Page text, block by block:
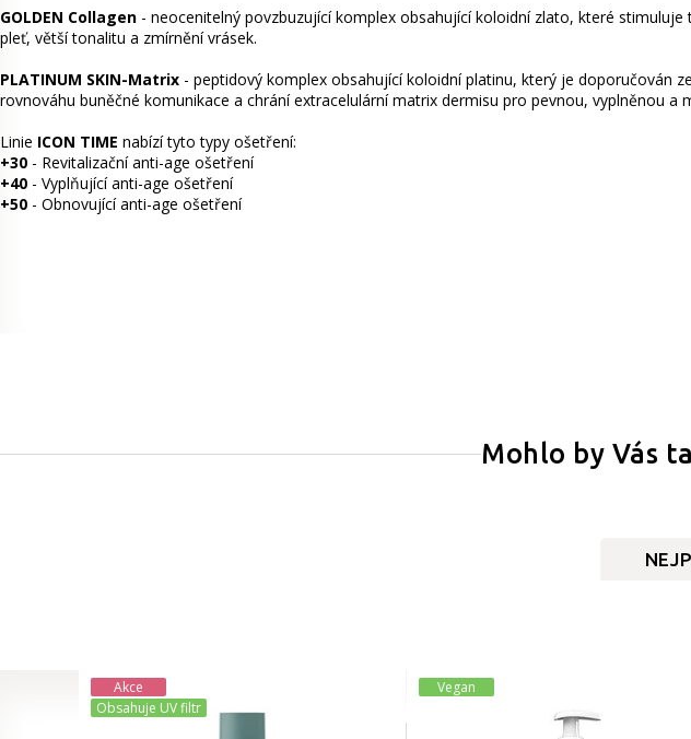
GOLDEN Collagen - neocenitelný povzbuzující komplex obsahující koloidní zlato, které
pleť, větší tonalitu a zmírnění vrásek.
PLATINUM SKIN-Matrix - peptidový komplex obsahující koloidní platinu, který je doporučován
rovnováhu buněčné komunikace a chrání extracelulární matrix dermisu pro pevnou, vyplněnou a
Linie ICON TIME nabízí tyto typy ošetření:
+30 - Revitalizační anti-age ošetření
+40 - Vyplňující anti-age ošetření
+50 - Obnovující anti-age ošetření
Mohlo by Vás
Akce
Obsahuje UV filtr
Vegan